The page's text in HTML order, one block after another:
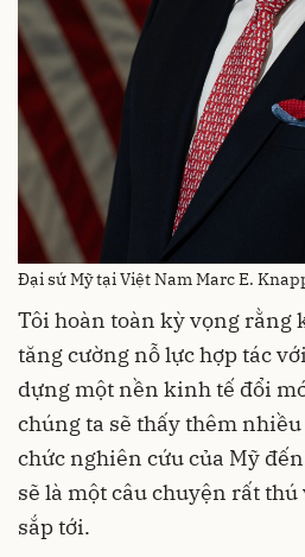
Đại sứ Mỹ tại Việt Nam Marc E.
Tôi hoàn toàn kỳ vọng rằng
tăng cường nỗ lực hợp tác
dựng một nền kinh tế đổi
chúng ta sẽ thấy thêm
chức nghiên cứu của Mỹ
sẽ là một câu chuyện rất
sắp tới.